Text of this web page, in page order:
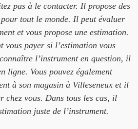
pas à le contacter. Il propose des
tout le monde. Il peut évaluer
et vous propose une estimation.
vous payer si l’estimation vous
l’instrument en question, il
ligne. Vous pouvez également
à son magasin à Villeseneux et il
chez vous. Dans tous les cas, il
juste de l’instrument.